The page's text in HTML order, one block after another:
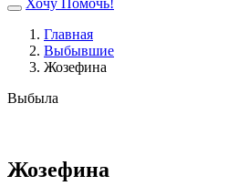
Хочу Помочь!
Главная
Выбывшие
Жозефина
Выбыла
Жозефина